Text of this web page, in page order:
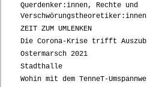
Querdenker:innen, Rechte und
Verschwörungstheoretiker:innen
ZEIT ZUM UMLENKEN
Die Corona-Krise trifft
Ostermarsch 2021
Stadthalle
Wohin mit dem TenneT-